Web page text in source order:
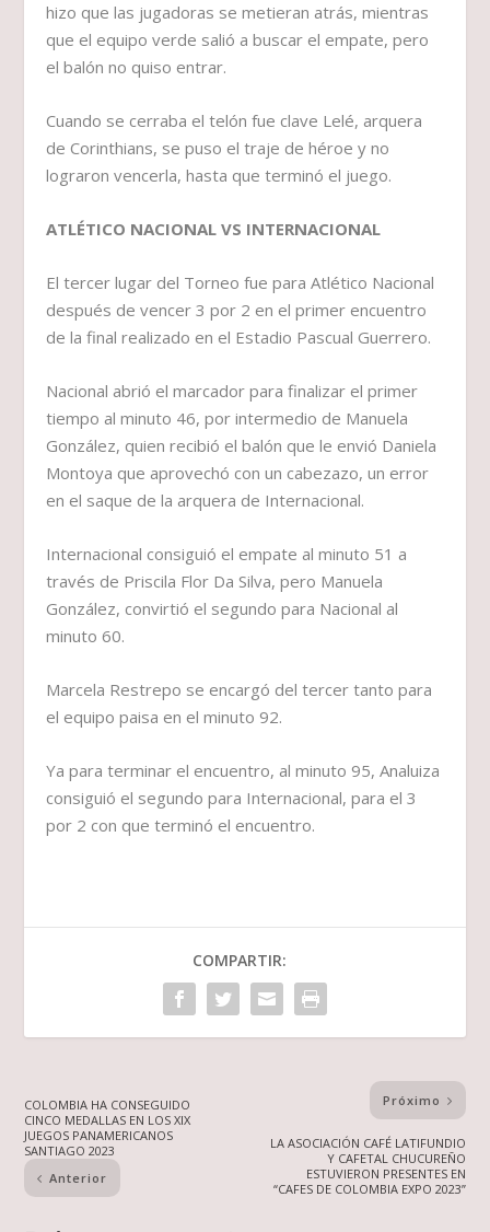
hizo que las jugadoras se metieran atrás, mientras
que el equipo verde salió a buscar el empate, pero
el balón no quiso entrar.
Cuando se cerraba el telón fue clave Lelé, arquera
de Corinthians, se puso el traje de héroe y no
lograron vencerla, hasta que terminó el juego.
ATLÉTICO NACIONAL VS INTERNACIONAL
El tercer lugar del Torneo fue para Atlético Nacional
después de vencer 3 por 2 en el primer encuentro
de la final realizado en el Estadio Pascual Guerrero.
Nacional abrió el marcador para finalizar el primer
tiempo al minuto 46, por intermedio de Manuela
González, quien recibió el balón que le envió Daniela
Montoya que aprovechó con un cabezazo, un error
en el saque de la arquera de Internacional.
Internacional consiguió el empate al minuto 51 a
través de Priscila Flor Da Silva, pero Manuela
González, convirtió el segundo para Nacional al
minuto 60.
Marcela Restrepo se encargó del tercer tanto para
el equipo paisa en el minuto 92.
Ya para terminar el encuentro, al minuto 95, Analuiza
consiguió el segundo para Internacional, para el 3
por 2 con que terminó el encuentro.
COMPARTIR:
COLOMBIA HA CONSEGUIDO
CINCO MEDALLAS EN LOS XIX
JUEGOS PANAMERICANOS
SANTIAGO 2023
Anterior
Próximo
LA ASOCIACIÓN CAFÉ LATIFUNDIO
Y CAFETAL CHUCUREÑO
ESTUVIERON PRESENTES EN
“CAFES DE COLOMBIA EXPO 2023”